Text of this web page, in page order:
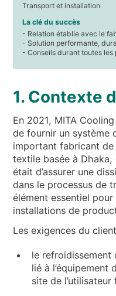
Transport et installation
La clé du succès
- Relation établie avec le
- Solution performante,
- Conseils durant toutes les
1. Contexte
En 2021, MITA
de fournir un système
important fabricant de
textile basée à Dhaka,
était d’assurer une
dans le processus de
élément essentiel
installations de
Les exigences du
le refroidissement
lié à l’équipement
site de l’utilisateur